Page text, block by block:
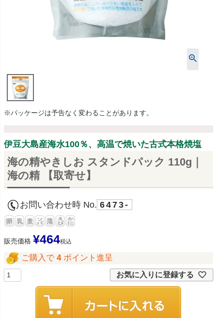
※パッケージは予告なく変わることがあります。
伊豆大島産海水100％、高温で焼いた古式本格焼塩
海の精やきしお スタンドパック 110g｜
海の精 【取寄せ】
お問い合わせ時 No. 6473-
販売価格 ¥464税込
ご購入で 4 ポイント進呈
お気に入りに登録する